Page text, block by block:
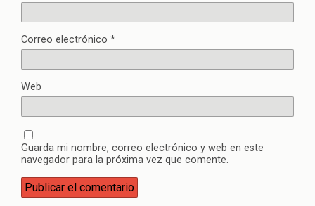
Correo electrónico *
Web
Guarda mi nombre, correo electrónico y web en este
navegador para la próxima vez que comente.